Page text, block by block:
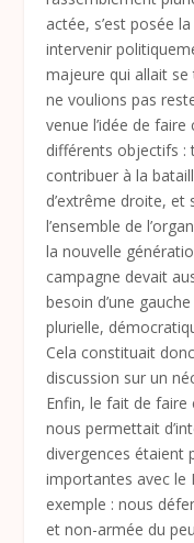
actée, s’est posée
intervenir
majeure qui allait
ne voulions pas
venue l’idée de
différents objectifs :
contribuer à la
d’extrême droite,
l’ensemble de
la nouvelle
campagne devait
besoin d’une
plurielle,
Cela constituait
discussion sur un
Enfin, le fait de faire
nous permettait
divergences étaient
importantes avec le
exemple : nous
et non-armée du